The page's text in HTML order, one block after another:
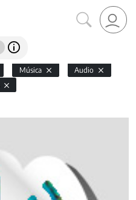
Música
Audio